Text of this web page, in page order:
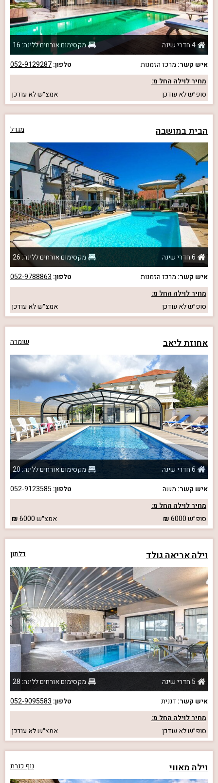
4 חדרי שינה
מקסימום אורחים ללינה: 16
איש קשר: מרכז הזמנות טלפון:052-9129287
מחיר לוילה החל מ:
סופ״שלא עודכן אמצ״שלא עודכן
הבית במושבה מגדל
6 חדרי שינה
מקסימום אורחים ללינה: 26
איש קשר: מרכז הזמנות טלפון: 052-9788863
מחיר לוילה החל מ:
סופ״שלא עודכן אמצ״שלא עודכן
אחוזת ליאב שומרה
6 חדרי שינה
מקסימום אורחים ללינה: 20
איש קשר: משה טלפון: 052-9123585
מחיר לוילה החל מ:
סופ״ש6000 אמצ״ש6000
וילה אריאה גולד דלתון
5 חדרי שינה
מקסימום אורחים ללינה: 28
איש קשר: דגנית טלפון: 052-9095583
מחיר לוילה החל מ:
סופ״שלא עודכן אמצ״שלא עודכן
וילה מאווי נוף כנרת